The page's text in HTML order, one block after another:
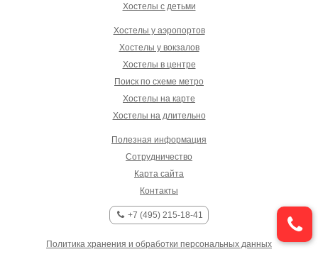
Хостелы с детьми
Хостелы у аэропортов
Хостелы у вокзалов
Хостелы в центре
Поиск по схеме метро
Хостелы на карте
Хостелы на длительно
Полезная информация
Сотрудничество
Карта сайта
Контакты
+7 (495) 215-18-41
Политика хранения и обработки персональных данных